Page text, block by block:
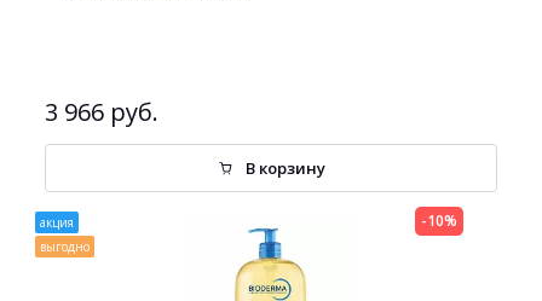
3 966 руб.
В корзину
акция
выгодно
-10%